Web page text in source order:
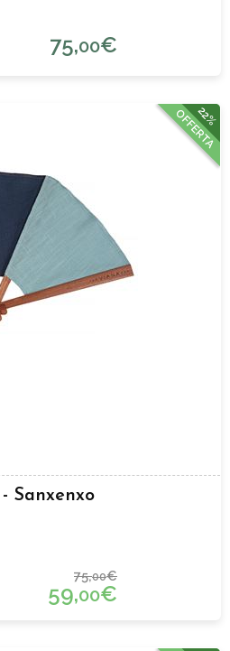
75,00€
22%
OFFERTA
Sanxenxo
75,00€
59,00€